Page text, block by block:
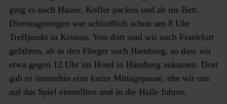
ging es nach Hause, Koffer packen und ab ins Bett.
Dienstagmorgen war schließlich schon um 8 Uhr
Treffpunkt in Kronau. Von dort sind wir nach Frankfurt
gefahren, ab in den Flieger nach Hamburg, so dass wir
etwa gegen 12 Uhr im Hotel in Hamburg ankamen. Dort
gab es immerhin eine kurze Mittagspause, ehe wir uns
auf das Spiel einstellten und in die Halle fuhren.